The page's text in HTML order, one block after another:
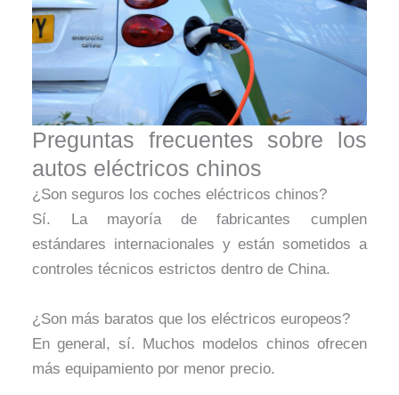
Preguntas frecuentes sobre los
autos eléctricos chinos
¿Son seguros los coches eléctricos chinos?
Sí. La mayoría de fabricantes cumplen
estándares internacionales y están sometidos a
controles técnicos estrictos dentro de China.
¿Son más baratos que los eléctricos europeos?
En general, sí. Muchos modelos chinos ofrecen
más equipamiento por menor precio.